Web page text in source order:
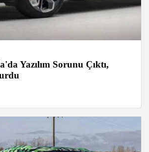
Yazılım Sorunu Çıktı,